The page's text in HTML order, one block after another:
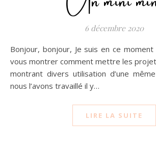
6 décembre 2020
Bonjour, bonjour, Je suis en ce moment dans l’optique de
vous montrer comment mettre les
montrant divers utilisation d’une
nous l’avons travaillé il y…
LIRE LA SUITE